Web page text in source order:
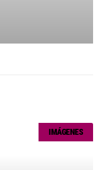
IMÁGENES